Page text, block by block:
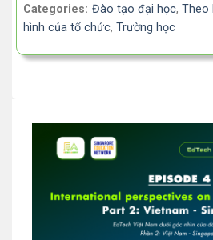
Categories: Đào tạo đại học, Theo
hình của tổ chức, Trường học